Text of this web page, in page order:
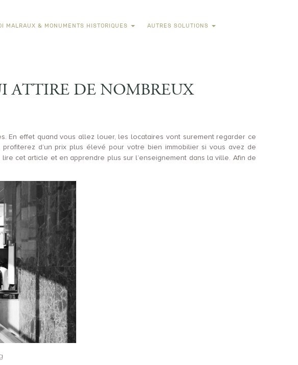
MALRAUX & MONUMENTS HISTORIQUES AUTRES SOLUTIONS
ATTIRE DE NOMBREUX
En effet quand vous allez louer, les locataires vont surement regarder ce
d’un prix plus élevé pour votre bien immobilier si vous avez de
lire cet article et en apprendre plus sur l’enseignement dans la ville. Afin de